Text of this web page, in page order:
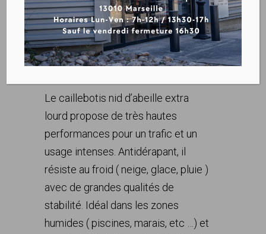
CAILLEBOTIS NID
D’ABEILLE EXTRA LOURD
Avantages produit :
Le caillebotis nid d’abeille extra
lourd propose de très hautes
performances pour un trafic et un
usage intenses. Antidérapant, il
résiste au froid ( neige, glace, pluie )
avec de grandes qualités de
stabilité. Idéal dans les zones
humides ( piscines, marais, etc …) et